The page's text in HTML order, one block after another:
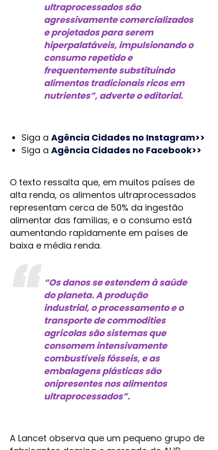
ultraprocessados são
agressivamente comercializados
e projetados para serem
hiperpalatáveis, impulsionando o
consumo repetido e
frequentemente substituindo
alimentos tradicionais ricos em
nutrientes”, adverte o editorial.
Siga a Agência Cidades no Instagram>>
Siga a Agência Cidades no Facebook>>
O texto ressalta que, em muitos países de
alta renda, os alimentos ultraprocessados
representam cerca de 50% da ingestão
alimentar das famílias, e o consumo está
aumentando rapidamente em países de
baixa e média renda.
“Os danos se estendem à saúde
do planeta. A produção
industrial, o processamento e o
transporte de commodities
agrícolas são sistemas que
consomem intensivamente
combustíveis fósseis, e as
embalagens plásticas são
onipresentes nos alimentos
ultraprocessados”.
A Lancet observa que um pequeno grupo de